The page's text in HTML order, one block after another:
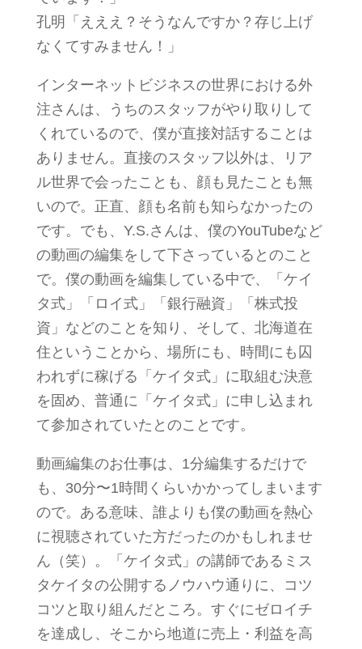
孔明「えええ？そうなんですか？存じ上げ
なくてすみません！」
インターネットビジネスの世界における外
注さんは、うちのスタッフがやり取りして
くれているので、僕が直接対話することは
ありません。直接のスタッフ以外は、リア
ル世界で会ったことも、顔も見たことも無
いので。正直、顔も名前も知らなかったの
です。でも、Y.S.さんは、僕のYouTubeなど
の動画の編集をして下さっているとのこと
で。僕の動画を編集している中で、「ケイ
タ式」「ロイ式」「銀行融資」「株式投
資」などのことを知り、そして、北海道在
住ということから、場所にも、時間にも囚
われずに稼げる「ケイタ式」に取組む決意
を固め、普通に「ケイタ式」に申し込まれ
て参加されていたとのことです。
動画編集のお仕事は、1分編集するだけで
も、30分〜1時間くらいかかってしまいます
ので。ある意味、誰よりも僕の動画を熱心
に視聴されていた方だったのかもしれませ
ん（笑）。「ケイタ式」の講師であるミス
タケイタの公開するノウハウ通りに、コツ
コツと取り組んだところ。すぐにゼロイチ
を達成し、そこから地道に売上・利益を高